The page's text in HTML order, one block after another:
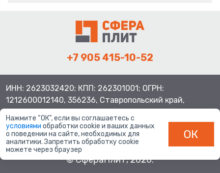
+7 905 415-10-52
ИНН: 2623032420; КПП: 262301001; ОГРН:
1212600012140, 356236, Ставропольский край,
© СфераПлит, 2026.
Нажмите “ОК”, если вы соглашаетесь с
условиями обработки cookie и ваших данных
о поведении на сайте, необходимых для
аналитики. Запретить обработку cookie
можете через браузер
ОК